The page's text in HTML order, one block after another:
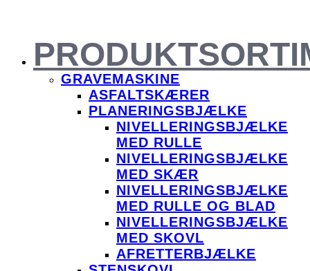
GRAVEMASKINE
ASFALTSKÆRER
PLANERINGSBJÆLKE
NIVELLERINGSBJÆLKE
MED RULLE
NIVELLERINGSBJÆLKE
MED SKÆR
NIVELLERINGSBJÆLKE
MED RULLE OG BLAD
NIVELLERINGSBJÆLKE
MED SKOVL
AFRETTERBJÆLKE